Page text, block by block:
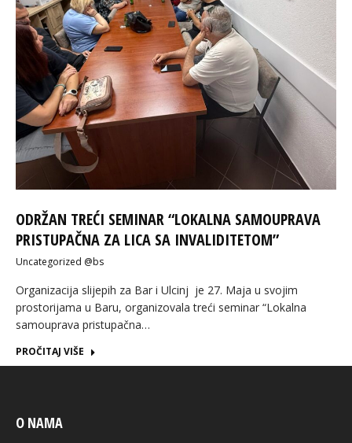
ODRŽAN TREĆI SEMINAR “LOKALNA SAMOUPRAVA
PRISTUPAČNA ZA LICA SA INVALIDITETOM”
Uncategorized @bs
Organizacija slijepih za Bar i Ulcinj je 27. Maja u svojim
prostorijama u Baru, organizovala treći seminar “Lokalna
samouprava pristupačna…
PROČITAJ VIŠE
O NAMA